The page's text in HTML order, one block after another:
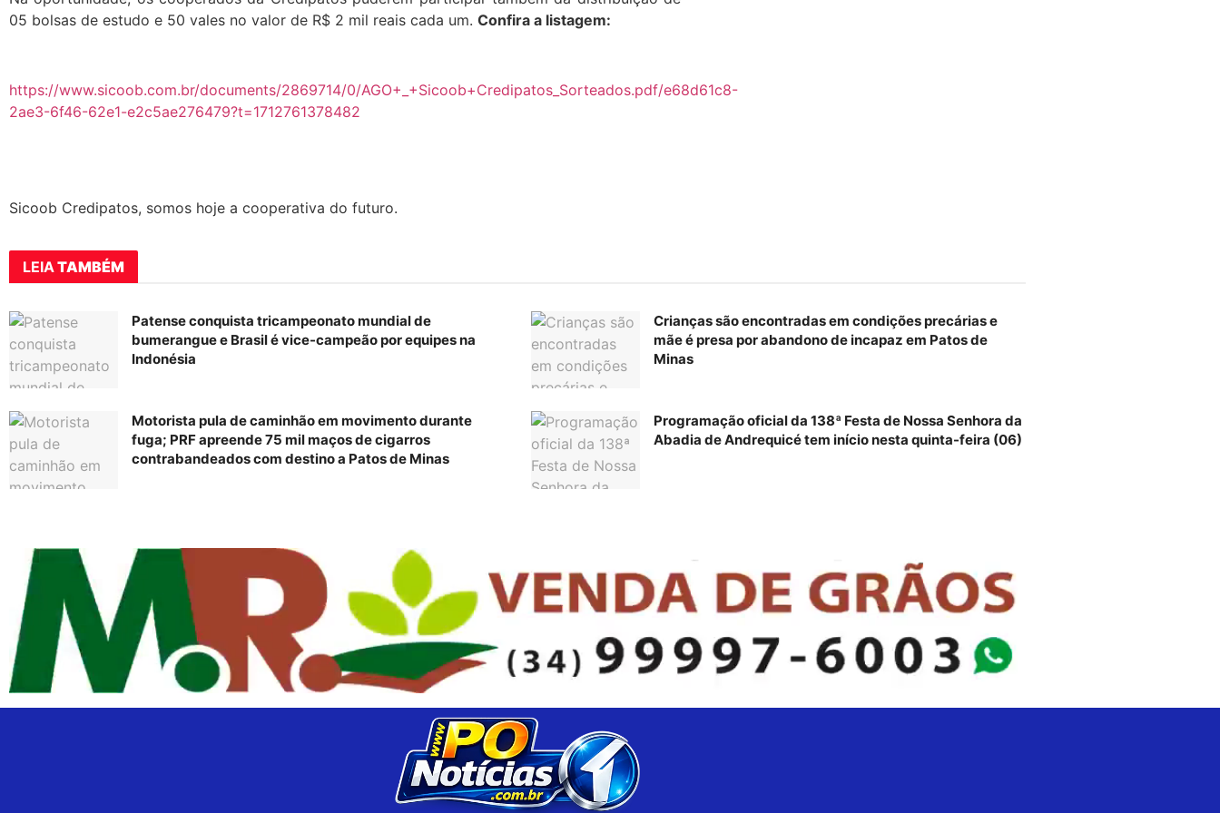
05 bolsas de estudo e 50 vales no valor de R$ 2 mil reais cada um. Confira a listagem:
https://www.sicoob.com.br/documents/2869714/0/AGO+_+Sicoob+Credipatos_Sorteados.pdf/e68d61c8-
2ae3-6f46-62e1-e2c5ae276479?t=1712761378482
Sicoob Credipatos, somos hoje a cooperativa do futuro.
LEIA TAMBÉM
Patense conquista tricampeonato mundial de
bumerangue e Brasil é vice-campeão por equipes na
Indonésia
Crianças são encontradas em condições precárias e
mãe é presa por abandono de incapaz em Patos de
Minas
Motorista pula de caminhão em movimento durante
fuga; PRF apreende 75 mil maços de cigarros
contrabandeados com destino a Patos de Minas
Programação oficial da 138ª Festa de Nossa Senhora da
Abadia de Andrequicé tem início nesta quinta-feira (06)